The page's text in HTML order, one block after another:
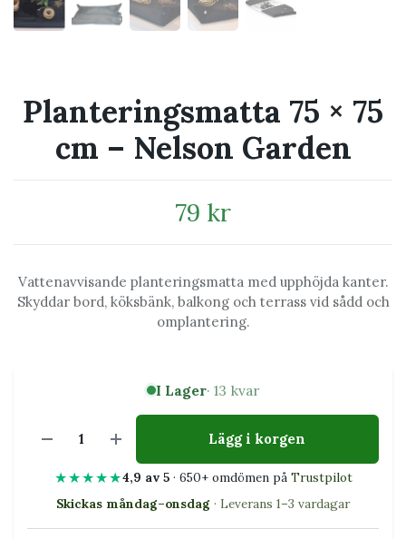
Planteringsmatta 75 × 75
cm – Nelson Garden
79 kr
Vattenavvisande planteringsmatta med upphöjda kanter.
Skyddar bord, köksbänk, balkong och terrass vid sådd och
omplantering.
I Lager· 13 kvar
Lägg i korgen
★★★★★4,9 av 5· 650+ omdömen på Trustpilot
Skickas måndag–onsdag · Leverans 1–3 vardagar